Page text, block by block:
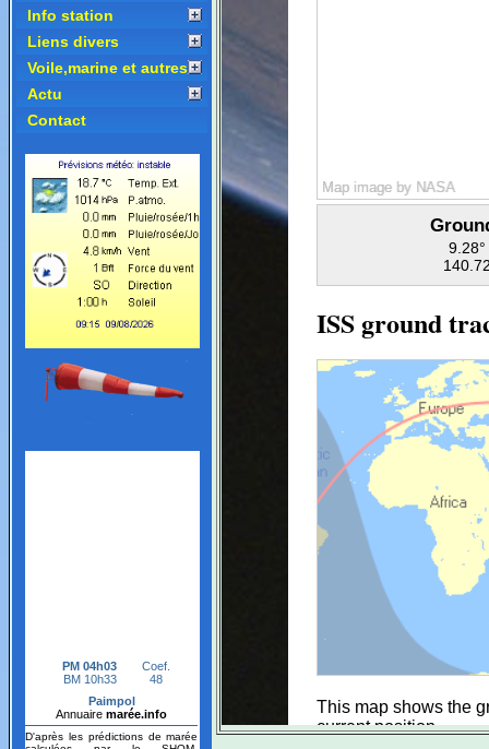
Info station
Liens divers
Voile,marine et autres
Actu
Contact